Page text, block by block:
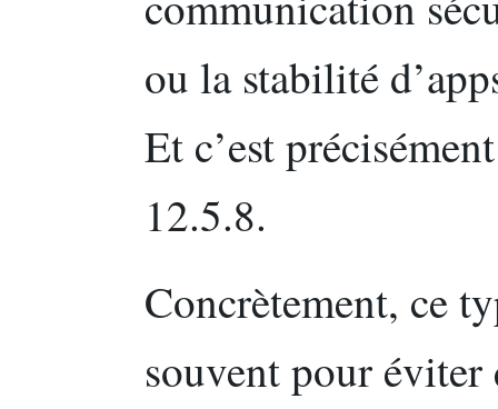
ou la stabilité
Et c’est
12.5.8.
Concrètement, ce
souvent pour éviter